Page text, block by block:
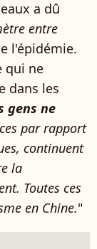
a dû
entre
l'épidémie.
qui ne
dans les
gens ne
par rapport
continuent
la
Toutes ces
en Chine."